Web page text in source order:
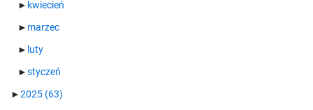
► kwiecień
► marzec
► luty
►styczeń
►2025 (63)